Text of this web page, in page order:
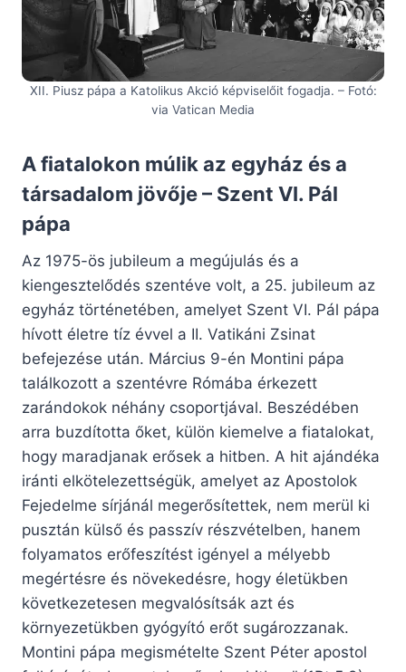
XII. Piusz pápa a Katolikus Akció képviselőit fogadja. – Fotó:
via Vatican Media
A fiatalokon múlik az egyház és a
társadalom jövője – Szent VI. Pál
pápa
Az 1975-ös jubileum a megújulás és a
kiengesztelődés szentéve volt, a 25. jubileum az
egyház történetében, amelyet Szent VI. Pál pápa
hívott életre tíz évvel a II. Vatikáni Zsinat
befejezése után. Március 9-én Montini pápa
találkozott a szentévre Rómába érkezett
zarándokok néhány csoportjával. Beszédében
arra buzdította őket, külön kiemelve a fiatalokat,
hogy maradjanak erősek a hitben. A hit ajándéka
iránti elkötelezettségük, amelyet az Apostolok
Fejedelme sírjánál megerősítettek, nem merül ki
pusztán külső és passzív részvételben, hanem
folyamatos erőfeszítést igényel a mélyebb
megértésre és növekedésre, hogy életükben
következetesen megvalósítsák azt és
környezetükben gyógyító erőt sugározzanak.
Montini pápa megismételte Szent Péter apostol